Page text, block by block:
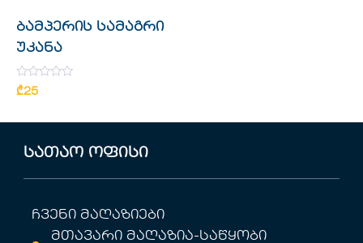
ბამპერის სამაგრი
უკანა
Rated
0
₾25
სათაო ოფისი
ჩვენი მაღაზიები
მთავარი მაღაზია-საწყობი